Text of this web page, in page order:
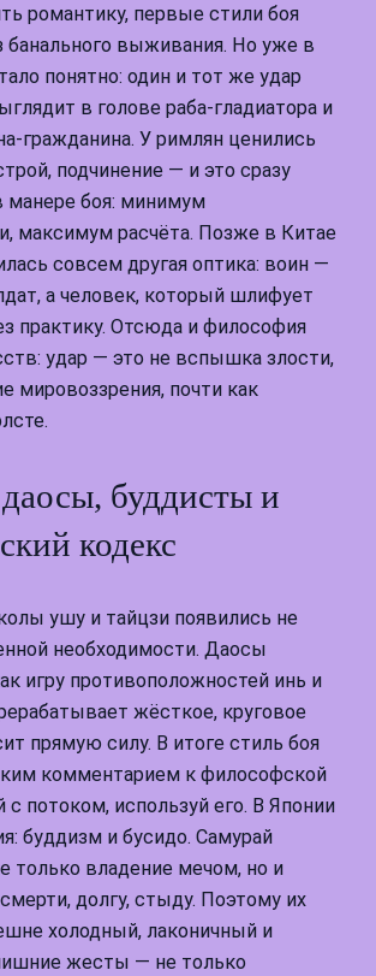
романтику, первые стили боя
банального выживания. Но уже в
понятно: один и тот же удар
в голове раба‑гладиатора и
У римлян ценились
подчинение — и это сразу
манере боя: минимум
максимум расчёта. Позже в Китае
совсем другая оптика: воин —
а человек, который шлифует
практику. Отсюда и философия
удар — это не вспышка злости,
мировоззрения, почти как
буддисты и
кодекс
ушу и тайцзи появились не
необходимости. Даосы
игру противоположностей инь и
жёсткое, круговое
прямую силу. В итоге стиль боя
комментарием к философской
с потоком, используй его. В Японии
буддизм и бусидо. Самурай
только владение мечом, но и
долгу, стыду. Поэтому их
холодный, лаконичный и
жесты — не только